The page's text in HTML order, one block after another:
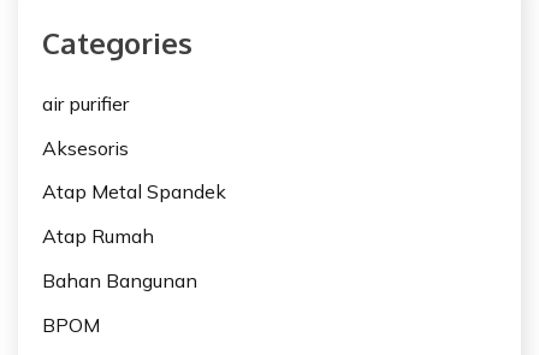
Categories
air purifier
Aksesoris
Atap Metal Spandek
Atap Rumah
Bahan Bangunan
BPOM